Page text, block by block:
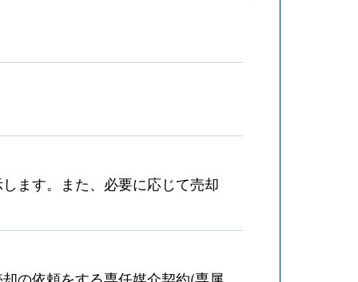
ます。また、必要に応じて売却
の依頼をする専任媒介契約(専属